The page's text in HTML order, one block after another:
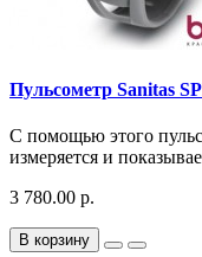
Пульсометр Sanitas
С помощью этого
измеряется и
3 780.00 р.
В корзину